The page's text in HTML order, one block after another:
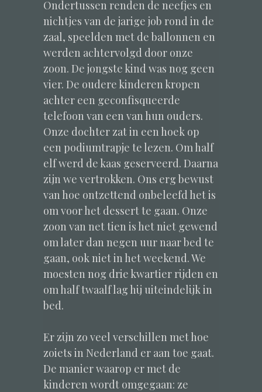
Ondertussen renden de neefjes en
nichtjes van de jarige job rond in de
zaal, speelden met de ballonnen en
werden achtervolgd door onze
zoon. De jongste kind was nog geen
vier. De oudere kinderen kropen
achter een geconfisqueerde
telefoon van een van hun ouders.
Onze dochter zat in een hoek op
een podiumtrapje te lezen. Om half
elf werd de kaas geserveerd. Daarna
zijn we vertrokken. Ons erg bewust
van hoe ontzettend onbeleefd het is
om voor het dessert te gaan. Onze
zoon van net tien is het niet gewend
om later dan negen uur naar bed te
gaan, ook niet in het weekend. We
moesten nog drie kwartier rijden en
om half twaalf lag hij uiteindelijk in
bed.
Er zijn zo veel verschillen met hoe
zoiets in Nederland er aan toe gaat.
De manier waarop er met de
kinderen wordt omgegaan: ze